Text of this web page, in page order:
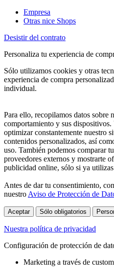
Empresa
Otras nice Shops
Desistir del contrato
Personaliza tu experiencia de
Sólo utilizamos cookies y otras
experiencia de compra
individual.
Para ello, recopilamos datos sobre
comportamiento y sus dispositivos.
optimizar constantemente nuestro
contenidos personalizados, así
uso. También podemos comparar
proveedores externos y mostrarte
publicidad online, sólo si ya
Antes de dar tu consentimiento,
nuestro Aviso de Protección de
Aceptar Sólo obligatorios
Nuestra política de privacidad
Configuración de protección de
Marketing a través de